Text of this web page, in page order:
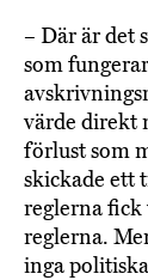
– Där är det
som
värde direkt
förlust som
skickade ett
reglerna fick
reglerna.
inga